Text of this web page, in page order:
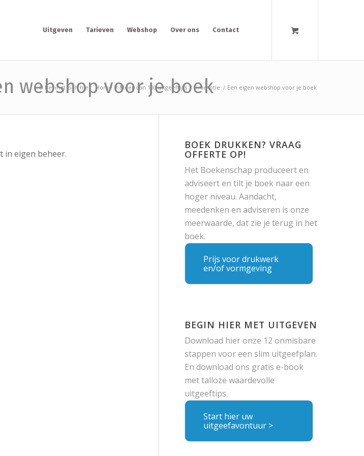
Uitgeven Tarieven Webshop Over ons Contact
webshop voor je boek
U bevindt zich hier: Home / Meer dan 100 uitgeeftips / Promotie / Een eigen webshop voor je boek
in eigen beheer.
BOEK DRUKKEN? VRAAG
OFFERTE OP!
Het Boekenschap produceert en
adviseert en tilt je boek naar een
hoger niveau. Aandacht,
meedenken en adviseren is onze
meerwaarde, dat zie je terug in het
boek.
Prijs voor drukwerk
en/of vormgeving
BEGIN HIER MET UITGEVEN
Download hier onze 12 onmisbare
stappen voor een slim uitgeefplan.
En download ons gratis e-book
met talloze waardevolle
uitgeeftips.
Start hier uw
uitgeefavontuur >